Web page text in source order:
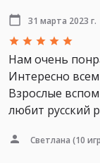
31 марта 2023 г.
Нам очень
Интересно
Взрослые
любит русский
Светлана (10